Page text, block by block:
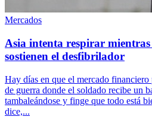
Mercados
Asia intenta respirar mientras
sostienen el desfibrilador
Hay días en que el mercado financiero
de guerra donde el soldado recibe un
tambaleándose y finge que todo está
dice,...